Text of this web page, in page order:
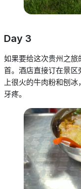
Day 3
如果要给这次贵州之旅
首。酒店直接订在景
上很火的牛肉粉和刨
牙疼。